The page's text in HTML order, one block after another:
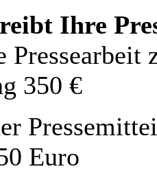
Ihre
Pressearbeit
350 €
Euro